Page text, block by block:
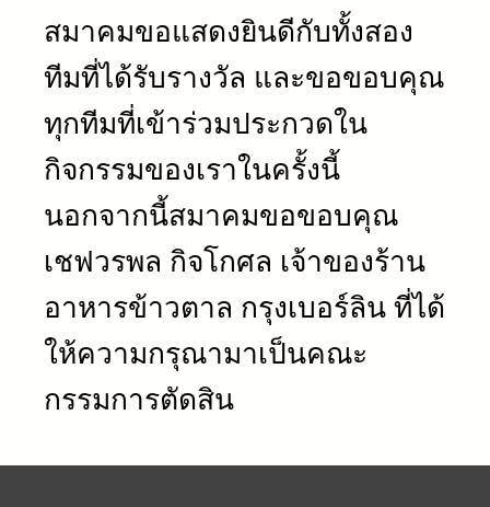
สมาคมขอแสดงยินดีกับทั้งสอง
ทีมที่ได้รับรางวัล และขอขอบคุณ
ทุกทีมที่เข้าร่วมประกวดใน
กิจกรรมของเราในครั้งนี้
นอกจากนี้สมาคมขอขอบคุณ
เชฟวรพล กิจ​โกศล​ เจ้าของร้าน
อาหารข้าวตาล กรุงเบอร์ลิน ที่ได้
ให้ความกรุณามาเป็นคณะ
กรรมการตัดสิน